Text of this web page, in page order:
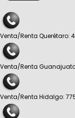
Venta/Renta Querétaro:
Venta/Renta
Venta/Renta Hidalgo: